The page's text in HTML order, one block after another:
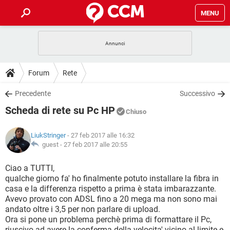
MENU
INTRATTENIMENTO
iOS
INSTAGRAM WHATSAPP
TIKTOK
HARDWARE
GUIDE
COVID-19
INSTAGRAM WHATSAPP
TIKTOK
HARDWARE
DOWNLOAD
COVID-19 GAMING
INTRATTENIMENTO
iOS WINDOWS 10
INSTAGRAM
TIKTOK FACEBOOK
HARDWARE
COVID-19 GAMING
INTRATTENIMENTO
iOS
INSTAGRAM WHATSAPP
TIKTOK FACEBOOK
HARDWARE
GLOSSARIO
COVID-19
INTRATTENIMENTO ANDROID
iOS WINDOWS 10
INSTAGRAM WHATSAPP
Forum Rete
Precedente Successivo
Scheda di rete su Pc HP Chiuso
LiukStringer- 27 feb 2017 alle 16:32
guest - 27 feb 2017 alle 20:55
Ciao a TUTTI,
qualche giorno fa' ho finalmente potuto installare la fibra in
casa e la differenza rispetto a prima è stata imbarazzante.
Avevo provato con ADSL fino a 20 mega ma non sono mai
andato oltre i 3,5 per non parlare di upload.
Ora si pone un problema perchè prima di formattare il Pc,